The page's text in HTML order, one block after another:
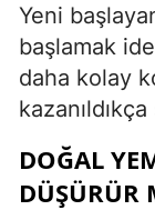
Yeni
başlamak
daha kolay
kazanıldıkça
DOĞAL
DÜŞÜRÜR